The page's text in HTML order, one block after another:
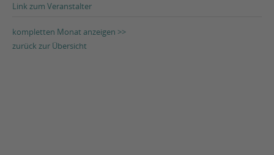
Link zum Veranstalter
kompletten Monat anzeigen >>
zurück zur Übersicht